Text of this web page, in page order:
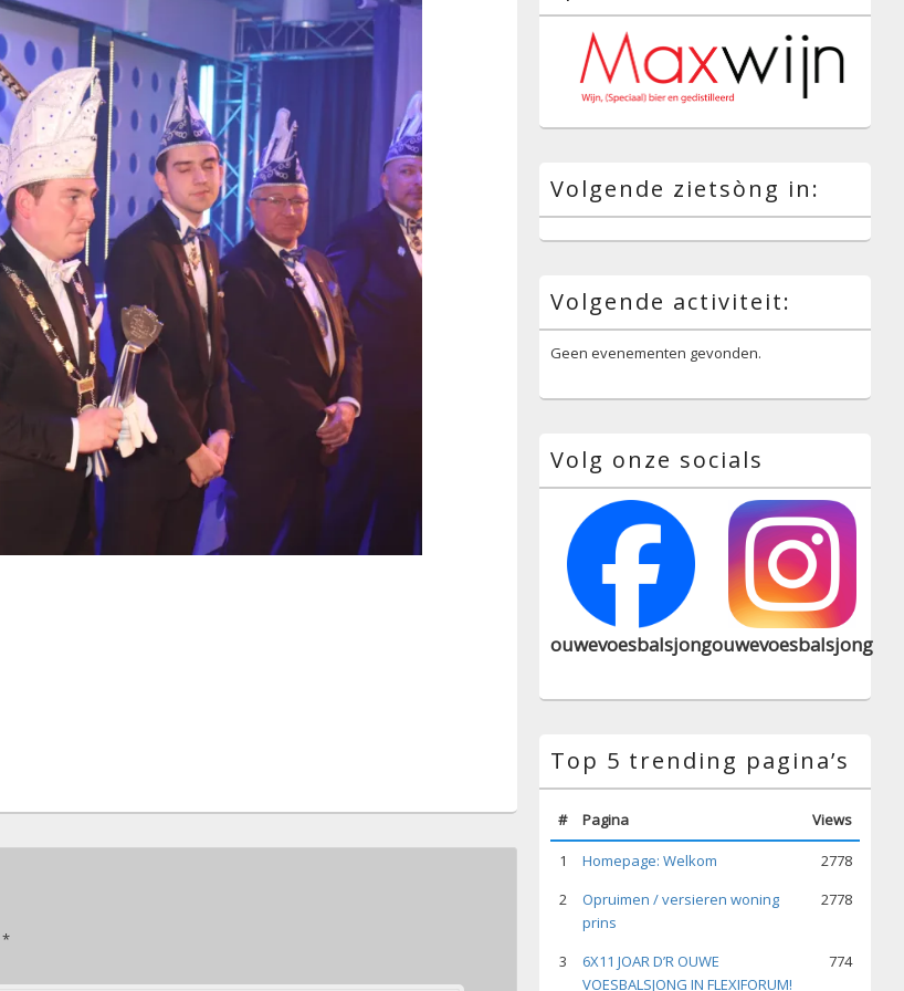
*
Volgende zietsòng in:
Volgende activiteit:
Geen evenementen gevonden.
Volg onze socials
ouwevoesbalsjongouwevoesbalsjong
Top 5 trending pagina’s
# Pagina Views
1 Homepage: Welkom
2778
2
Opruimen / versieren woning
prins
2778
3
6X11 JOAR D’R OUWE
VOESBALSJONG IN FLEXIFORUM!
774